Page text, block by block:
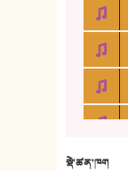
སྡེ་ཚན་ཁག